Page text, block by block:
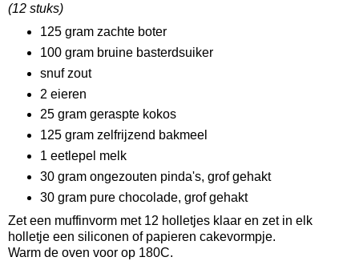
(12 stuks)
125 gram zachte boter
100 gram bruine basterdsuiker
snuf zout
2 eieren
25 gram geraspte kokos
125 gram zelfrijzend bakmeel
1 eetlepel melk
30 gram ongezouten pinda's, grof gehakt
30 gram pure chocolade, grof gehakt
Zet een muffinvorm met 12 holletjes klaar en zet in elk
holletje een siliconen of papieren cakevormpje.
Warm de oven voor op 180C.